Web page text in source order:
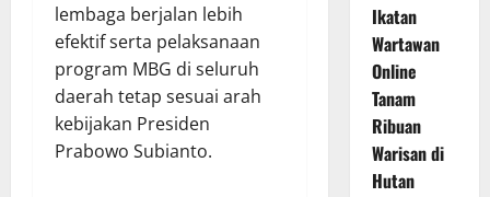
lembaga berjalan lebih
efektif serta pelaksanaan
program MBG di seluruh
daerah tetap sesuai arah
kebijakan Presiden
Prabowo Subianto.
Ikatan
Wartawan
Online
Tanam
Ribuan
Warisan di
Hutan